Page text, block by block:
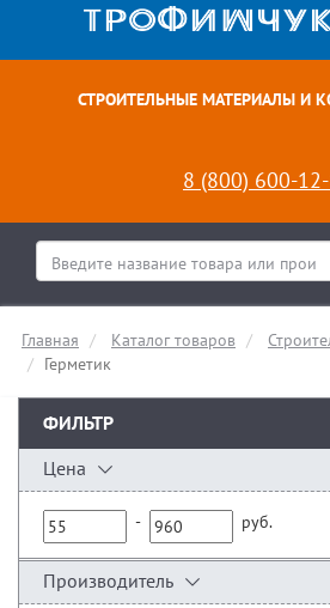
СТРОИТЕЛЬНЫЕ МАТЕРИАЛЫ И
8 (800) 600-
Главная Каталог товаров
Герметик
ФИЛЬТР
Цена
- руб.
Производитель